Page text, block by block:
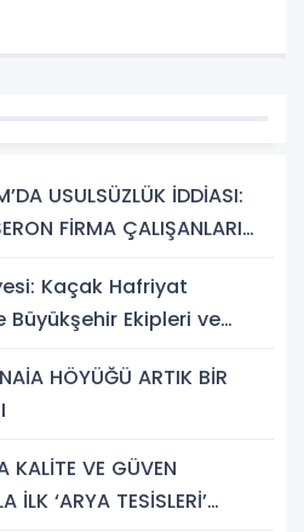
USULSÜZLÜK İDDİASI:
FİRMA ÇALIŞANLARI
Kaçak Hafriyat
Büyükşehir Ekipleri ve
HÖYÜĞÜ ARTIK BİR
KALİTE VE GÜVEN
İLK ‘ARYA TESİSLERİ’